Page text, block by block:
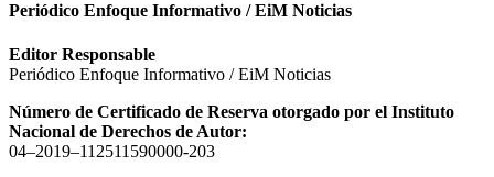
Periódico Enfoque Informativo / EiM Noticias
Editor Responsable
Periódico Enfoque Informativo / EiM Noticias
Número de Certificado de Reserva otorgado por el Instituto
Nacional de Derechos de Autor:
04–2019–112511590000-203